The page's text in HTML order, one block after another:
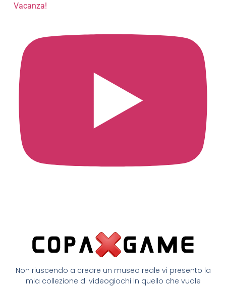
Non riuscendo a creare un museo reale vi presento la
mia collezione di videogiochi in quello che vuole
Vacanza!